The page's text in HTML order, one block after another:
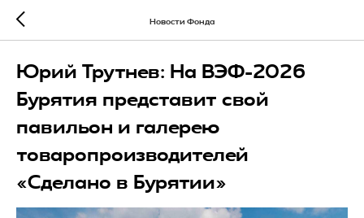
Новости Фонда
Юрий Трутнев: На ВЭФ-2026
Бурятия представит свой
павильон и галерею
товаропроизводителей
«Сделано в Бурятии»